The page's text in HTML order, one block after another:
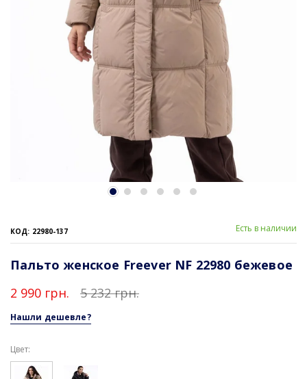
КОД: 22980-137 Есть в наличии
Пальто женское Freever NF 22980 бежевое
2 990 грн.
5 232 грн.
Нашли дешевле?
Цвет: